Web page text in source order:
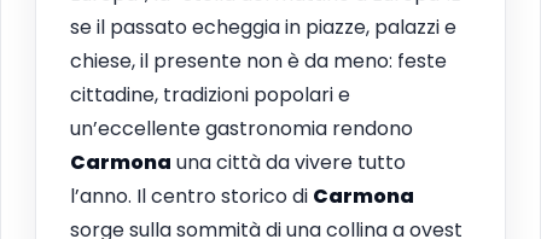
se il passato echeggia in piazze, palazzi e
chiese, il presente non è da meno: feste
cittadine, tradizioni popolari e
un’eccellente gastronomia rendono
Carmona una città da vivere tutto
l’anno. Il centro storico di Carmona
sorge sulla sommità di una collina a ovest